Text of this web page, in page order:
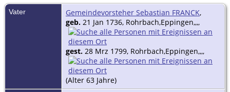
Vater Gemeindevorsteher Sebastian FRANCK,
geb. 21 Jan 1736, Rohrbach,Eppingen,,,,
gest. 28 Mrz 1799, Rohrbach,Eppingen,,,,
(Alter 63 Jahre)